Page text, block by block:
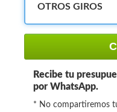
Recibe tu
por WhatsApp.
* No compartiremos